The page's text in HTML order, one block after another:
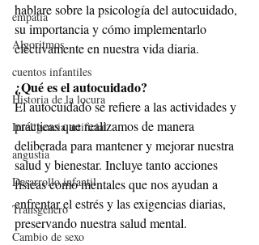
empatía
Algoritmos
cuentos infantiles
Historia de la locura
Inteligencia artificial
angustia
Desarrollo infantil
Transgénero
Cambio de sexo
hablare sobre la psicología del autocuidado,
su importancia y cómo implementarlo
efectivamente en nuestra vida diaria.
¿Qué es el autocuidado?
El autocuidado se refiere a las actividades y
prácticas que realizamos de manera
deliberada para mantener y mejorar nuestra
salud y bienestar. Incluye tanto acciones
físicas como mentales que nos ayudan a
enfrentar el estrés y las exigencias diarias,
preservando nuestra salud mental.